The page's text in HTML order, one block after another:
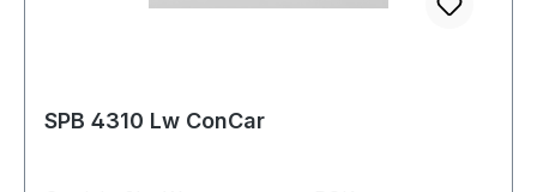
SPB 4310 Lw ConCar